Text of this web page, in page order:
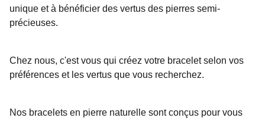
unique et à bénéficier des vertus des pierres semi-
précieuses.
Chez nous, c'est vous qui créez votre bracelet selon vos
préférences et les vertus que vous recherchez.
Nos bracelets en pierre naturelle sont conçus pour vous